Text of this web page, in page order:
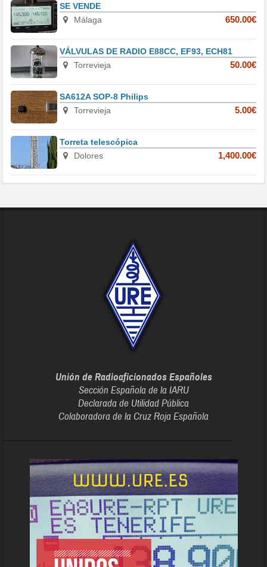
SE VENDE
Málaga
650.00€
VÁLVULAS DE RADIO E88CC, EF93, ECH81
Torrevieja
50.00€
SA612A SOP-8 Philips
Torrevieja
5.00€
Torreta telescópica
Dolores
1,400.00€
Unión de Radioaficionados Españoles
Sección Española de la IARU
Declarada de Utilidad Pública
Colaboradora de la Cruz Roja Española